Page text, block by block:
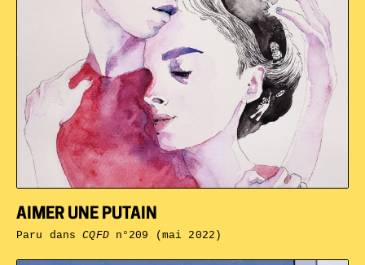
AIMER UNE PUTAIN
Paru dansCQFDn°209 (mai 2022)